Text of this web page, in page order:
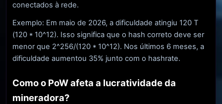
conectados à rede.
Exemplo: Em maio de 2026, a dificuldade atingiu 120 T
(120 * 10^12). Isso significa que o hash correto deve ser
menor que 2^256/(120 * 10^12). Nos últimos 6 meses, a
dificuldade aumentou 35% junto com o hashrate.
Como o PoW afeta a lucratividade da
mineradora?